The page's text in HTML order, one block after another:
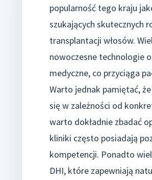
popularność tego kraju
szukających skutecznych
transplantacji włosów.
nowoczesne technologie
medyczne, co przyciąga
Warto jednak pamiętać,
się w zależności od
warto dokładnie zbadać
kliniki często posiadają
kompetencji. Ponadto
DHI, które zapewniają